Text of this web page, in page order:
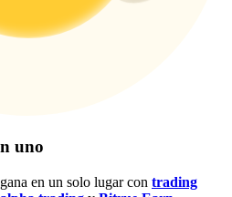
uno
en un solo lugar con trading